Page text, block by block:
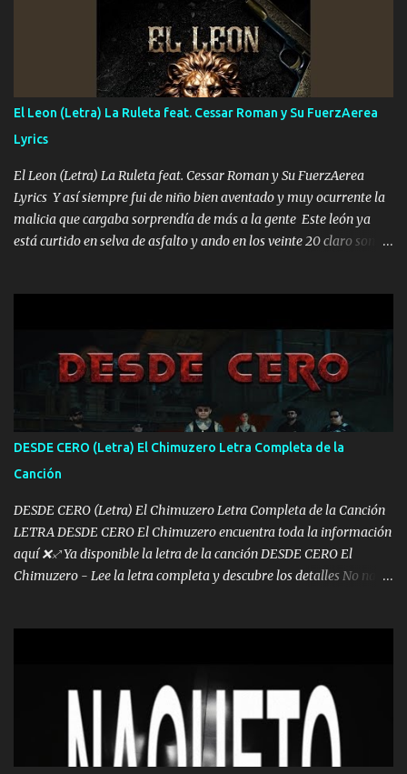
que estar alegres doy las instrucciones para atender los deberes
Música Si es que salta algún problema de confianza tengo gente
ahí está el Hombre Cuarenta y también Pariente 7 arreglan
cualquier problema no más es cuestión que ordené NOS HACE
FALTA UN HERMANO DE CLAVE ERA EL 24 SIEMPRE FUE UN
HOMBRE VALIENTE POR ALGO M'URIÓ PELEAND0 SIEMPRE
VIO POR LA FAMILIA PARA QUE SIGA EL LEGADO Es el DOS de
los HERMANOS un cerebro inteligente y com...
El Leon (Letra) La Ruleta feat. Cessar Roman y Su FuerzAerea
Lyrics
El Leon (Letra) La Ruleta feat. Cessar Roman y Su FuerzAerea
Lyrics Y así siempre fui de niño bien aventado y muy ocurrente la
malicia que cargaba sorprendía de más a la gente Este león ya
está curtido en selva de asfalto y ando en los veinte 20 claro son
pa más pues hay charola les voy a dar hasta topar pues no hay de
otra Música Surcando bien mi camino voy por mi línea no veo a
los lados aquel que no corre vuela no se me duerm voy chicoteado
Ya pasé varias hazañas ya tienen rato que me agarran el colmillo
de este León los estatales no sé esperaron Al tiro esta la PrimiZa
también la nueve que cargo al lado doy la mano al que su amigo y
al traicionero damos pa abajo Y No me paran aquí hay pa más
pues hay charola les voy a dar hasta topar pues no hay de otra...
DESDE CERO (Letra) El Chimuzero Letra Completa de la
Canción
DESDE CERO (Letra) El Chimuzero Letra Completa de la Canción
LETRA DESDE CERO El Chimuzero encuentra toda la información
aquí ❌♐ Ya disponible la letra de la canción DESDE CERO El
Chimuzero - Lee la letra completa y descubre los detalles No nací
❌ www.elnorteduro.com ❌ Yo No limito los Sueños , si no existe
Uno pues Hallamos Modos , Si me caigo me Levanto, Aprendo Del
Error Y me sacudo El Lodo ❌ www.elnorteduro.com ❌ El Dinero
No me falta Pero Tampoco me Estorba , Por Eso Manejo Todo